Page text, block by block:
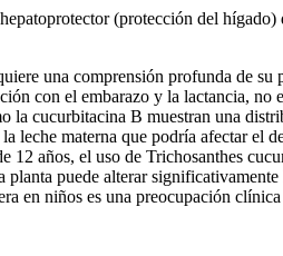
(protección del
una comprensión profunda de
con el embarazo y la lactancia,
la cucurbitacina B muestran una
leche materna que podría afectar el
12 años, el uso de Trichosanthes
puede alterar
en niños es una preocupación